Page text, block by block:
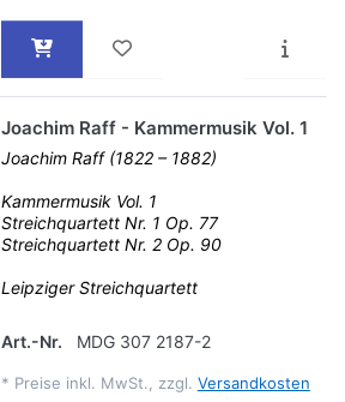
Joachim Raff - Kammermusik Vol. 1
Joachim Raff (1822 – 1882)
Kammermusik Vol. 1
Streichquartett Nr. 1 Op. 77
Streichquartett Nr. 2 Op. 90
Leipziger Streichquartett
Art.-Nr. MDG 307 2187-2
* Preise inkl. MwSt., zzgl. Versandkosten